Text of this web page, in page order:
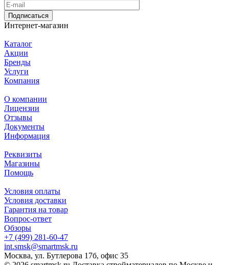
Подписаться
Интернет-магазин
Каталог
Акции
Бренды
Услуги
Компания
О компании
Лицензии
Отзывы
Документы
Информация
Реквизиты
Магазины
Помощь
Условия оплаты
Условия доставки
Гарантия на товар
Вопрос-ответ
Обзоры
+7 (499) 281-60-47
int.smsk@smartmsk.ru
Москва, ул. Бутлерова 17б, офис 35